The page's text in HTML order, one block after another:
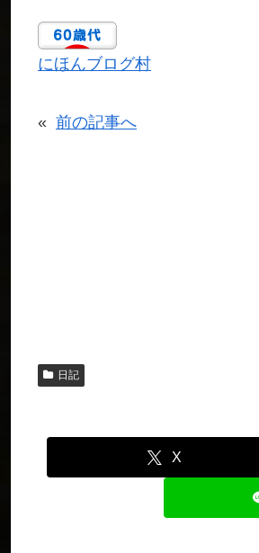
にほんブログ村
« 前の記事へ
日記
X